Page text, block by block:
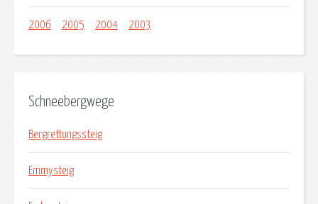
2006 2005 2004 2003
Schneebergwege
Bergrettungssteig
Emmysteig